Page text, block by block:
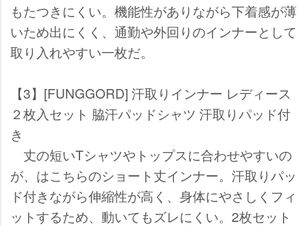
もたつきにくい。機能性がありながら下着感が薄
いため出にくく、通勤や外回りのインナーとして
取り入れやすい一枚だ。
【3】[FUNGGORD] 汗取りインナー レディース
２枚入セット 脇汗パッドシャツ 汗取りパッド付
き
丈の短いTシャツやトップスに合わせやすいの
が、はこちらのショート丈インナー。汗取りパッ
ド付きながら伸縮性が高く、身体にやさしくフィ
ットするため、動いてもズレにくい。2枚セット